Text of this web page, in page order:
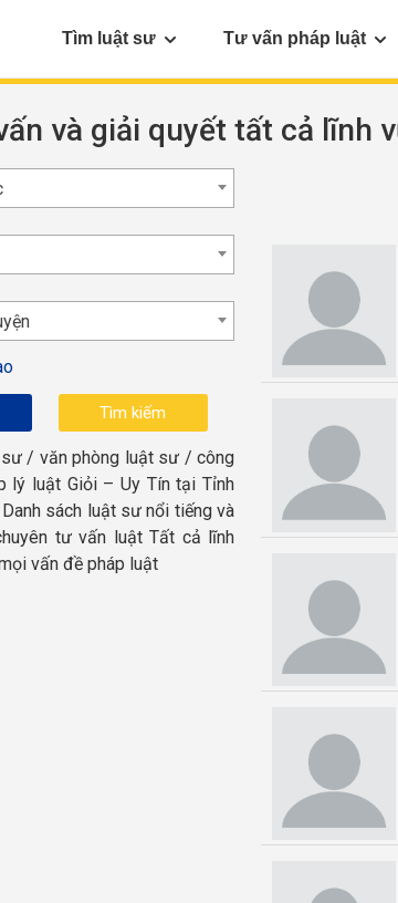
Tìm luật sư Tư vấn pháp luật
và giải quyết tất cả lĩnh
/ văn phòng luật sư / công
lý luật Giỏi – Uy Tín tại Tỉnh
sách luật sư nổi tiếng và
tư vấn luật Tất cả lĩnh
vấn đề pháp luật